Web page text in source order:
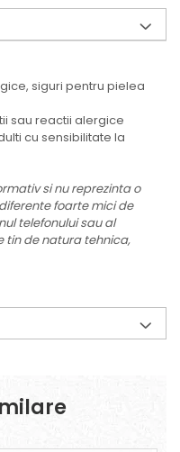
siguri pentru pielea
sau reactii alergice
cu sensibilitate la
si nu reprezinta o
foarte mici de
telefonului sau al
tin de natura tehnica,